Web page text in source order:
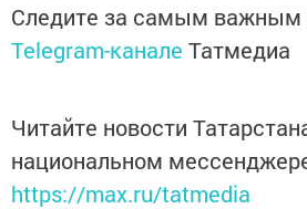
Следите за самым важным
Telegram-канале Татмедиа
Читайте новости
национальном
https://max.ru/tatmedia